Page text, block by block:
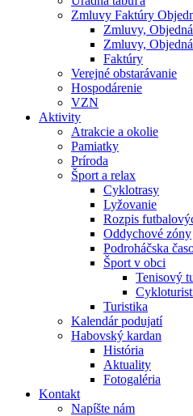
Zmluvy Faktúry
Zmluvy,
Zmluvy,
Faktúry
Verejné obstarávanie
Hospodárenie
VZN
Aktivity
Atrakcie a okolie
Pamiatky
Príroda
Šport a relax
Cyklotrasy
Lyžovanie
Rozpis
Oddychové zóny
Podroháčska
Šport v obci
Tenisový
Turistika
Kalendár podujatí
Habovský kardan
História
Aktuality
Fotogaléria
Kontakt
Napíšte nám